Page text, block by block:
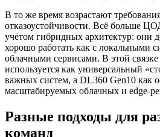
В то же время возрастают
отказоустойчивости. Всё больше
учётом гибридных архитектур: они
хорошо работать как с локальными
облачными сервисами. В этой связке
используется как универсальный
важных систем, а DL360 Gen10 как
масштабируемых облачных и edge-
Разные подходы для
команд